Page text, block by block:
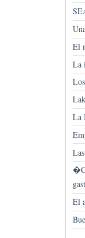
El
La
La
El